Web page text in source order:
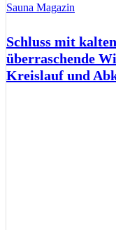
Sauna Magazin
Schluss mit
überraschende
Kreislauf und